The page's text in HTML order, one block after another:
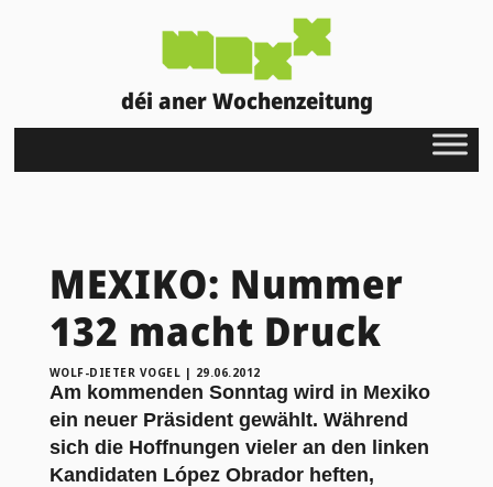
déi aner Wochenzeitung
MEXIKO: Nummer
132 macht Druck
WOLF-DIETER VOGEL | 29.06.2012
Am kommenden Sonntag wird in Mexiko
ein neuer Präsident gewählt. Während
sich die Hoffnungen vieler an den linken
Kandidaten López Obrador heften,